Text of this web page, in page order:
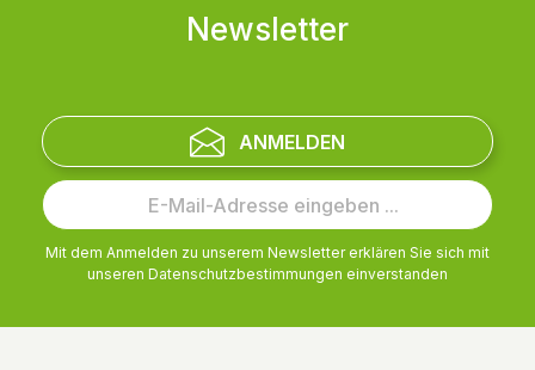
Newsletter
ANMELDEN
Mit dem Anmelden zu unserem Newsletter erklären Sie sich mit
unseren Datenschutzbestimmungen einverstanden